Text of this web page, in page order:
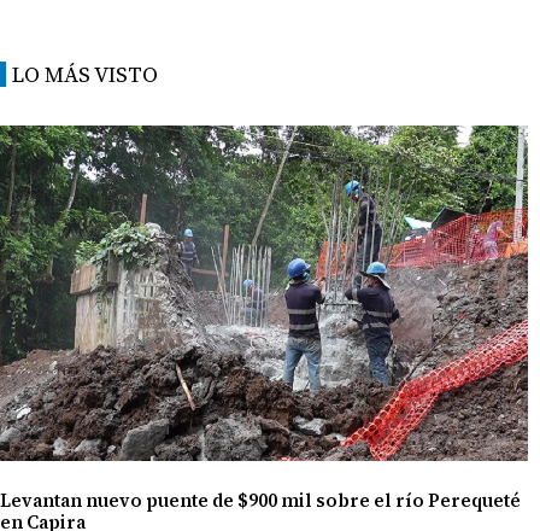
LO MÁS VISTO
Levantan nuevo puente de $900 mil sobre el río Perequeté
en Capira